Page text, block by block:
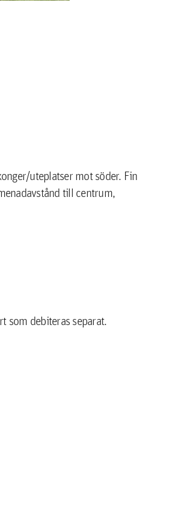
uteplatser mot söder. Fin
till centrum,
som debiteras separat.